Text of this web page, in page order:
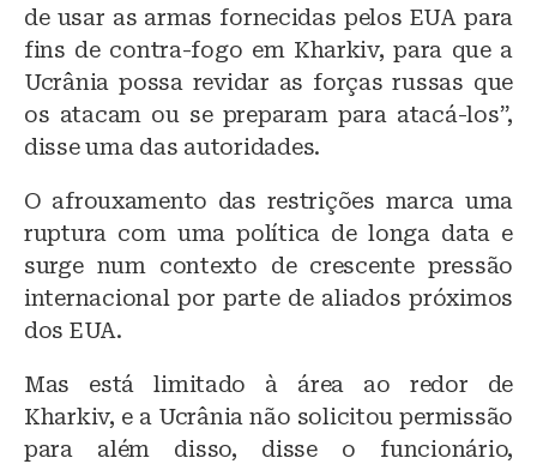
de usar as armas fornecidas pelos EUA para
fins de contra-fogo em Kharkiv, para que a
Ucrânia possa revidar as forças russas que
os atacam ou se preparam para atacá-los”,
disse uma das autoridades.
O afrouxamento das restrições marca uma
ruptura com uma política de longa data e
surge num contexto de crescente pressão
internacional por parte de aliados próximos
dos EUA.
Mas está limitado à área ao redor de
Kharkiv, e a Ucrânia não solicitou permissão
para além disso, disse o funcionário,